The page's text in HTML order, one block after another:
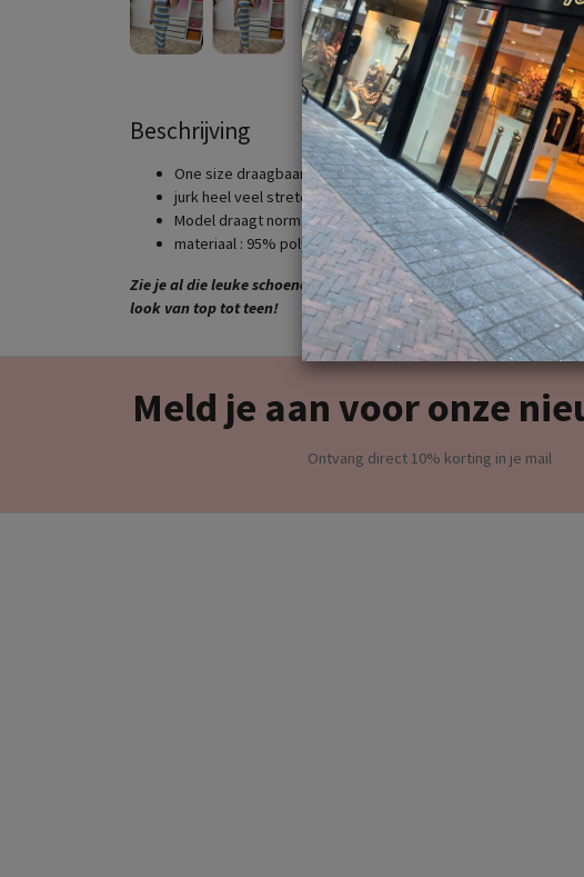
Beschrijving
One size draagbaar vanaf maat XS tm L
jurk heel veel stretch
Model draagt normaal maat S en is 1.65cm lang
materiaal : 95% polyester 5% elastane
Zie je al die leuke schoenen , tassen en riemen ? Ook dit shop je
look van top tot teen!
Meld je aan voor onze
Ontvang direct 10% korting in je mail